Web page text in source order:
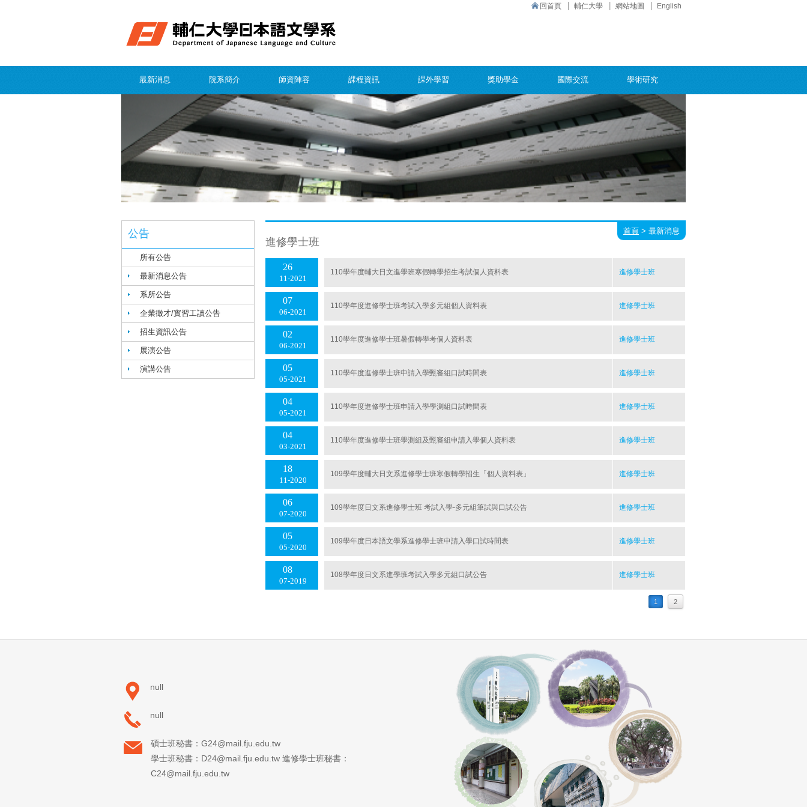
回首頁 輔仁大學 網站地圖 English
最新消息 院系簡介 師資陣容 課程資訊 課外學習 獎助學金 國際交流 學術研究
公告
所有公告
最新消息公告
系所公告
企業徵才/實習工讀公告
招生資訊公告
展演公告
演講公告
進修學士班
首頁 > 最新消息
11 2021
26 110學年度輔大日文進學班寒假轉學招生考試個人資料表 進修學士班
06 2021
07 110學年度進修學士班考試入學多元組個人資料表 進修學士班
06 2021
02 110學年度進修學士班暑假轉學考個人資料表 進修學士班
05 2021
05 110學年度進修學士班申請入學甄審組口試時間表 進修學士班
05 2021
04 110學年度進修學士班申請入學學測組口試時間表 進修學士班
03 2021
04 110學年度進修學士班學測組及甄審組申請入學個人資料表 進修學士班
11 2020
18 109學年度輔大日文系進修學士班寒假轉學招生「個人資料表」 進修學士班
07 2020
06 109學年度日文系進修學士班 考試入學-多元組筆試與口試公告 進修學士班
05 2020
05 109學年度日本語文學系進修學士班申請入學口試時間表 進修學士班
07 2019
08 108學年度日文系進學班考試入學多元組口試公告 進修學士班
1 2
null
null
碩士班秘書：G24@mail.fju.edu.tw
學士班秘書：D24@mail.fju.edu.tw 進修學士班秘書：
C24@mail.fju.edu.tw